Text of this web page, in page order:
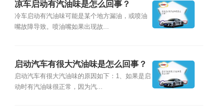
凉车启动有汽油味是怎么回事？
冷车启动有汽油味可能是某个地方漏油，或喷油
嘴故障导致。喷油嘴如果出现故...
启动汽车有很大汽油味是怎么回事？
启动汽车有很大汽油味的原因如下：1、如果是启
动时有汽油味很正常，因为汽...